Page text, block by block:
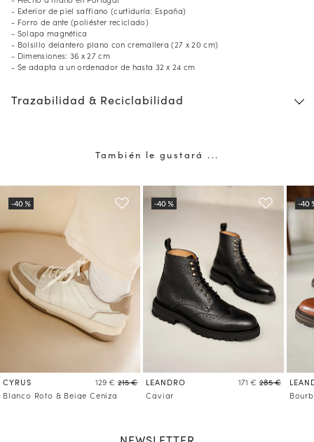
- Exterior de piel saffiano (curtiduría: España)
- Forro de ante (poliéster reciclado)
- Solapa magnética
- Bolsillo delantero plano con cremallera (27 x 20 cm)
- Dimensiones: 36 x 27 cm
- Se adapta a un ordenador de hasta 32 x 24 cm
Trazabilidad & Reciclabilidad
También le gustará ...
CYRUS 129 € 215 €
Blanco Roto & Beige Ceniza
LEANDRO 171 € 285 €
Caviar